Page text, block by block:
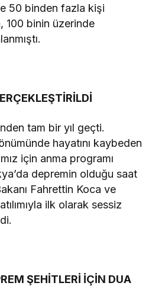
50 binden fazla kişi
100 binin üzerinde
tam bir yıl geçti.
hayatını kaybeden
için anma programı
depremin olduğu saat
Fahrettin Koca ve
ilk olarak sessiz
ŞEHİTLERİ İÇİN DUA